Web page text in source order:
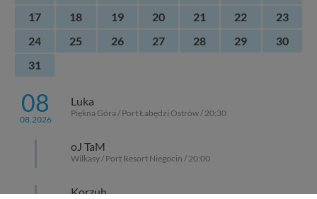
17
18 19 20 21 22
23
24
25 26 27 28 29
30
31
08
08.2026
Luka
Piękna Góra / Port Łabędzi Ostrów / 20:30
oJ TaM
Wilkasy / Port Resort Niegocin / 20:00
Korzuh